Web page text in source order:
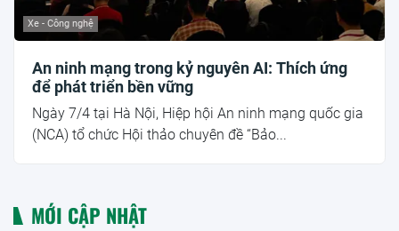
Xe - Công nghệ
An ninh mạng trong kỷ nguyên AI: Thích ứng
để phát triển bền vững
Ngày 7/4 tại Hà Nội, Hiệp hội An ninh mạng quốc gia
(NCA) tổ chức Hội thảo chuyên đề “Bảo...
MỚI CẬP NHẬT